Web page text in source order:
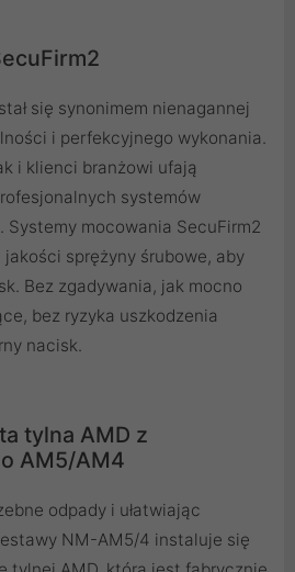
się synonimem nienagannej
i perfekcyjnego wykonania.
i klienci branżowi ufają
systemów
mocowania SecuFirm2
sprężyny śrubowe, aby
Bez zgadywania, jak mocno
bez ryzyka uszkodzenia
nacisk.
tylna AMD z
AM5/AM4
odpady i ułatwiając
NM-AM5/4 instaluje się